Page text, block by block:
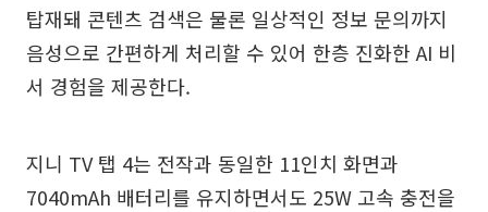
탑재돼 콘텐츠 검색은 물론 일상적인 정보 문의까지
음성으로 간편하게 처리할 수 있어 한층 진화한 AI 비
서 경험을 제공한다.
지니 TV 탭 4는 전작과 동일한 11인치 화면과
7040mAh 배터리를 유지하면서도 25W 고속 충전을